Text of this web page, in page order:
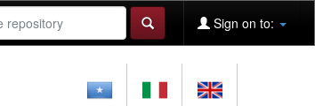
Sign on to: